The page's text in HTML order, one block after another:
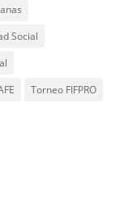
Social
Torneo FIFPRO